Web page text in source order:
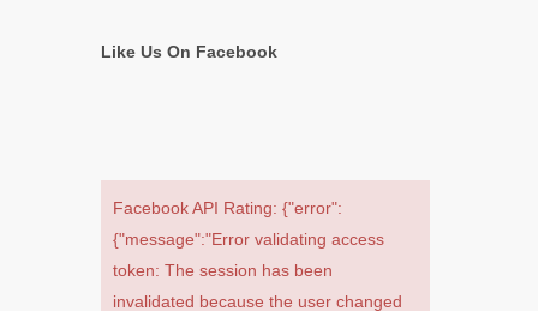
Like Us On Facebook
Facebook API Rating: {"error":
{"message":"Error validating access
token: The session has been
invalidated because the user changed